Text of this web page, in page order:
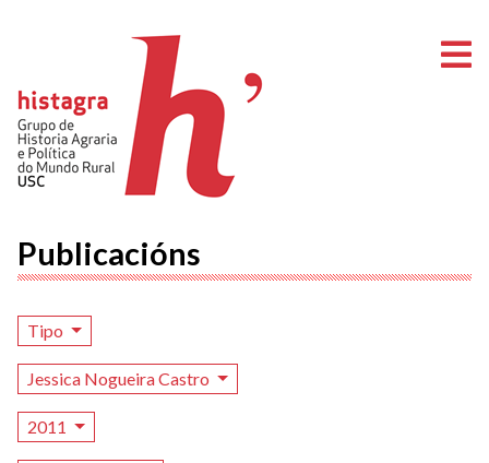
Publicacións
Tipo
Jessica Nogueira Castro
2011